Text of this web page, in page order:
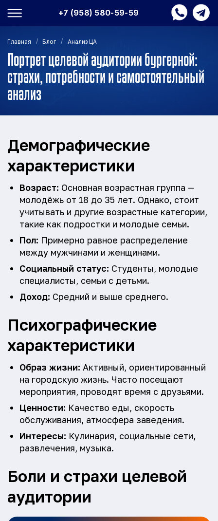
+7 (958) 580-59-59
Главная / Блог / Анализ ЦА
Портрет целевой аудитории бургерной:
страхи, потребности и самостоятельный
анализ
Демографические
характеристики
Возраст: Основная возрастная группа —
молодёжь от 18 до 35 лет. Однако, стоит
учитывать и другие возрастные категории,
такие как подростки и молодые семьи.
Пол: Примерно равное распределение
между мужчинами и женщинами.
Социальный статус: Студенты, молодые
специалисты, семьи с детьми.
Доход: Средний и выше среднего.
Психографические
характеристики
Образ жизни: Активный, ориентированный
на городскую жизнь. Часто посещают
мероприятия, проводят время с друзьями.
Ценности: Качество еды, скорость
обслуживания, атмосфера заведения.
Интересы: Кулинария, социальные сети,
развлечения, музыка.
Боли и страхи целевой
аудитории